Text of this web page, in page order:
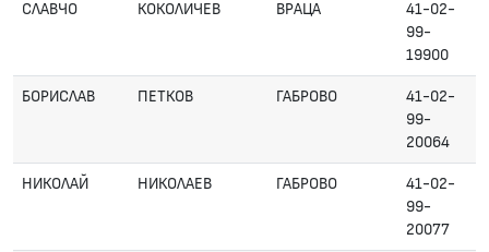
СЛАВЧО КОКОЛИЧЕВ ВРАЦА
41-02-
99-
19900
БОРИСЛАВ ПЕТКОВ ГАБРОВО
41-02-
99-
20064
НИКОЛАЙ НИКОЛАЕВ ГАБРОВО
41-02-
99-
20077